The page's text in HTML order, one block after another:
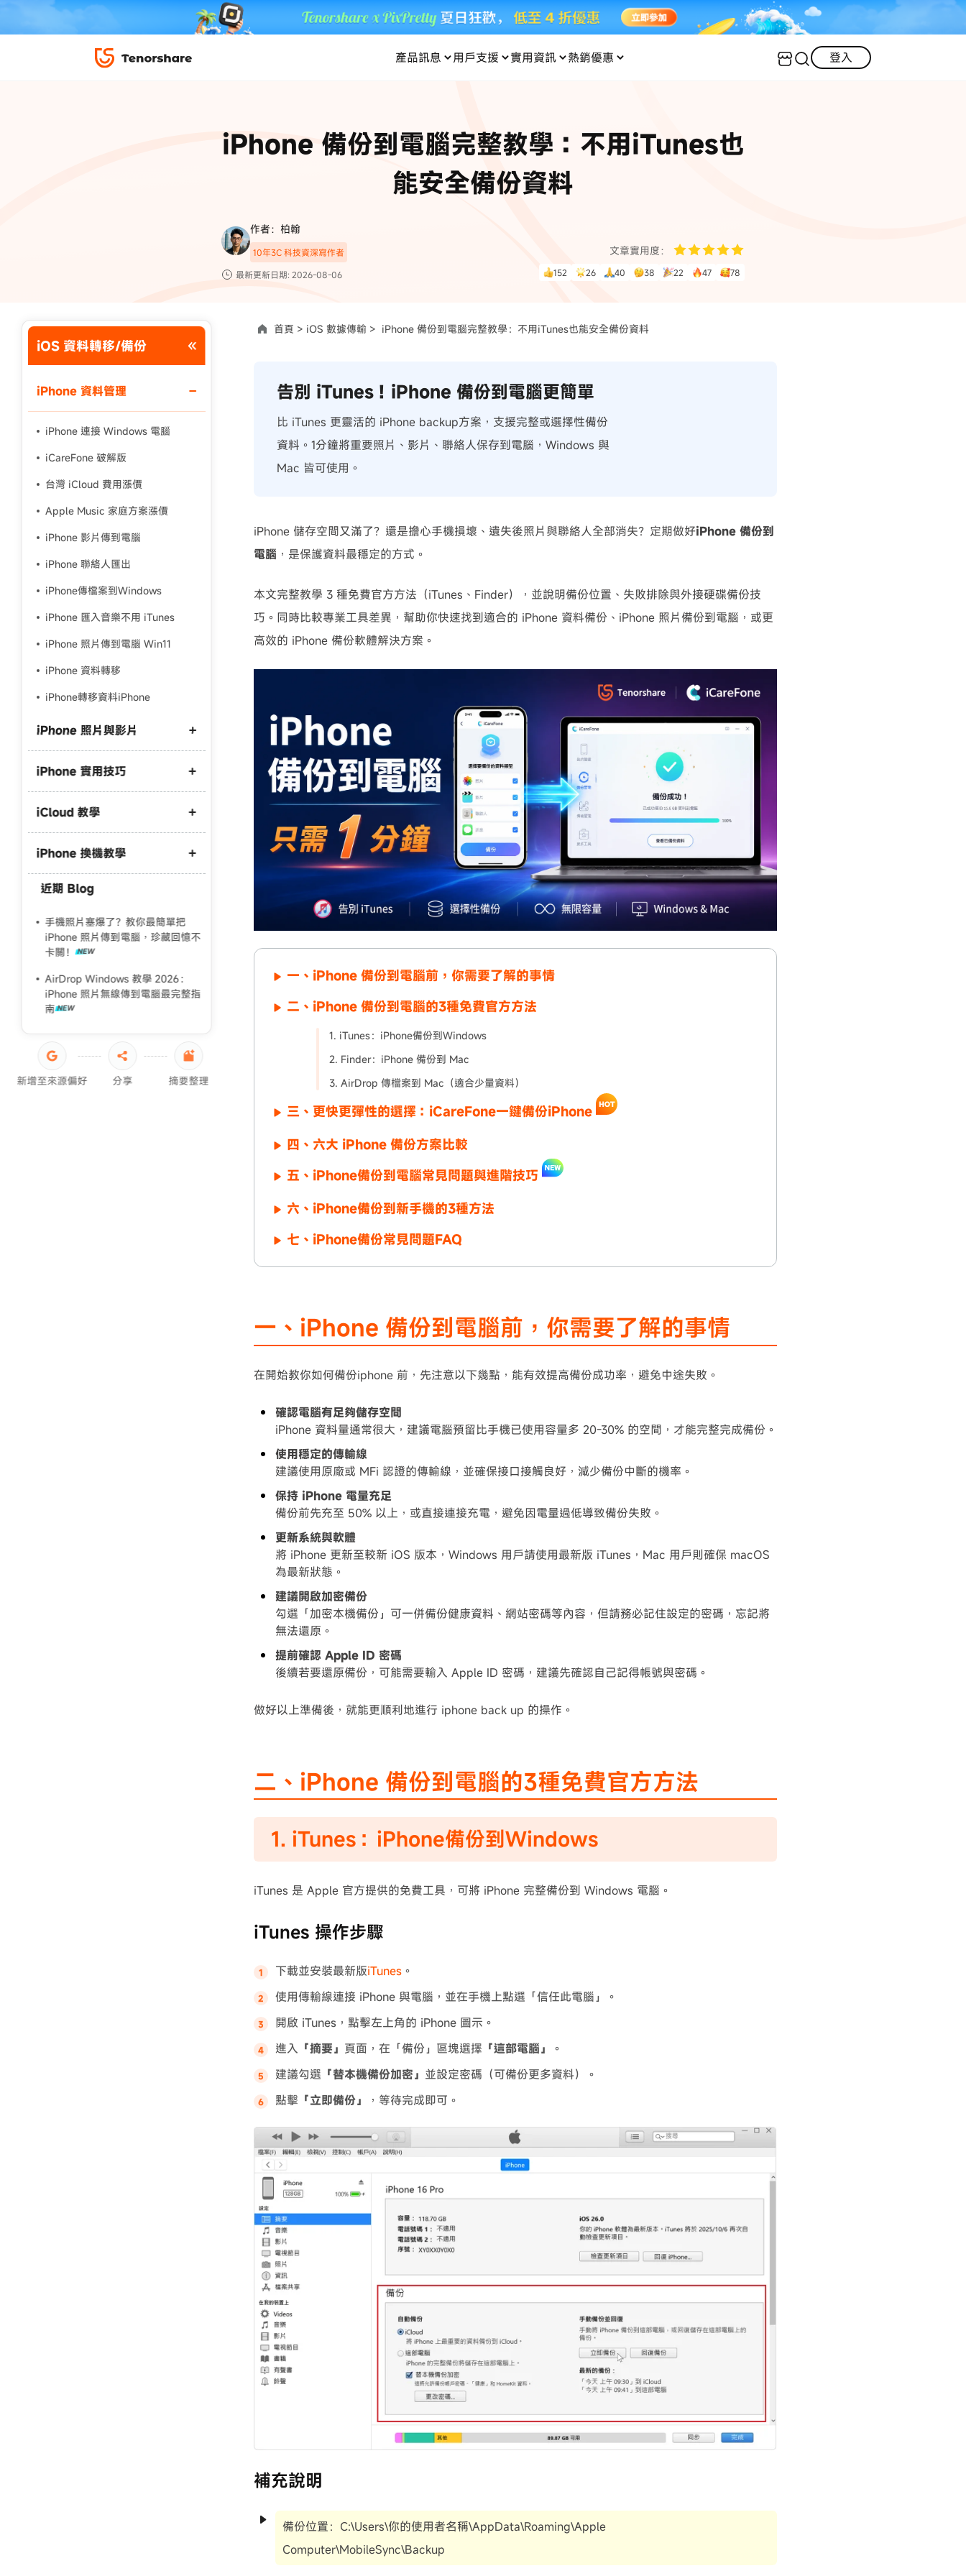
產品訊息
4DDiG Win 資料救援
4DDiG Mac 資料救援
新版本
UltData LINE 數據恢復
UltData WhatsApp 數據恢復
·三星手機螢幕黑屏
用戶支援 實用資訊
·iPhone 照片備份到外接硬碟
·Pokemo GO Plus 無法配對
·大家報寶貝
·寶可夢自動抓寶
為您提供最豐富的教學影片
人像修圖 AI 資訊
為您提供最實用的數位教學
熱銷優惠
暢遊全球！
限時 5 折優惠，立即入手！
複製折扣碼
前往搶購
使用說明：以上折扣碼僅用於 iAnyGo 終身方案,加購後即可使用！
登入
iPhone 備份到電腦完整教學：不用iTunes也
能安全備份資料
作者：柏翰
10年3C 科技資深寫作者
最新更新日期: 2026-08-06
文章實用度：
152 26 40 38 22 47 78
iOS 資料轉移/備份
iPhone 資料管理
iPhone 連接 Windows 電腦
iCareFone 破解版
台灣 iCloud 費用漲價
Apple Music 家庭方案漲價
iPhone 影片傳到電腦
iPhone 聯絡人匯出
iPhone傳檔案到Windows
iPhone 匯入音樂不用 iTunes
iPhone 照片傳到電腦 Win11
iPhone 資料轉移
iPhone轉移資料iPhone
iPhone 照片與影片
iPhone 照片備份到外接硬碟
iPhone 照片備份到電腦
iPhone 照片 HEIC 轉 JPG
iPhone 影片 M4A 轉 MP3
iPhone 原況照片傳到電腦
iPhone 實用技巧
iPhone 開發者模式不見了
iPhone 驗機
iCareFone 破解版
iCareFone 評測
iCloud 教學
iCloud 空間不足
iCloud 滿了怎麼刪
iPhone 換機教學
iPhone 資料轉移
舊 iPhone 轉新 iPhone
iPhone轉移舊手機資料還在嗎？
iPhone轉移失敗原因
iPad 資料轉移
近期 Blog
手機照片塞爆了？教你最簡單把
iPhone 照片傳到電腦，珍藏回憶不
卡關！
AirDrop Windows 教學 2026：
iPhone 照片無線傳到電腦最完整指
南
新增至來源偏好 分享 摘要整理
首頁 > iOS 數據傳輸 > iPhone 備份到電腦完整教學：不用iTunes也能安全備份資料
告別 iTunes！iPhone 備份到電腦更簡單
比 iTunes 更靈活的 iPhone backup方案，支援完整或選擇性備份
資料。1分鐘將重要照片、影片、聯絡人保存到電腦，Windows 與
Mac 皆可使用。
iPhone 儲存空間又滿了？還是擔心手機損壞、遺失後照片與聯絡人全部消失？定期做好iPhone 備份到
電腦 ，是保護資料最穩定的方式。
本文完整教學 3 種免費官方方法（iTunes、Finder），並說明備份位置、失敗排除與外接硬碟備份技
巧。同時比較專業工具差異，幫助你快速找到適合的 iPhone 資料備份、iPhone 照片備份到電腦，或更
高效的 iPhone 備份軟體解決方案。
一、iPhone 備份到電腦前，你需要了解的事情
二、iPhone 備份到電腦的3種免費官方方法
1. iTunes：iPhone備份到Windows
2. Finder：iPhone 備份到 Mac
3. AirDrop 傳檔案到 Mac（適合少量資料）
三、更快更彈性的選擇：iCareFone一鍵備份iPhone
四、六大 iPhone 備份方案比較
五、iPhone備份到電腦常見問題與進階技巧
六、iPhone備份到新手機的3種方法
七、iPhone備份常見問題FAQ
一、iPhone 備份到電腦前，你需要了解的事情
在開始教你如何備份iphone 前，先注意以下幾點，能有效提高備份成功率，避免中途失敗。
確認電腦有足夠儲存空間
iPhone 資料量通常很大，建議電腦預留比手機已使用容量多 20-30% 的空間，才能完整完成備份。
使用穩定的傳輸線
建議使用原廠或 MFi 認證的傳輸線，並確保接口接觸良好，減少備份中斷的機率。
保持 iPhone 電量充足
備份前先充至 50% 以上，或直接連接充電，避免因電量過低導致備份失敗。
更新系統與軟體
將 iPhone 更新至較新 iOS 版本，Windows 用戶請使用最新版 iTunes，Mac 用戶則確保 macOS
為最新狀態。
建議開啟加密備份
勾選「加密本機備份」可一併備份健康資料、網站密碼等內容，但請務必記住設定的密碼，忘記將
無法還原。
提前確認 Apple ID 密碼
後續若要還原備份，可能需要輸入 Apple ID 密碼，建議先確認自己記得帳號與密碼。
做好以上準備後，就能更順利地進行 iphone back up 的操作。
二、iPhone 備份到電腦的3種免費官方方法
1. iTunes：iPhone備份到Windows
iTunes 是 Apple 官方提供的免費工具，可將 iPhone 完整備份到 Windows 電腦。
iTunes 操作步驟
下載並安裝最新版iTunes 。
使用傳輸線連接 iPhone 與電腦，並在手機上點選「信任此電腦」。
開啟 iTunes，點擊左上角的 iPhone 圖示。
進入 「摘要」 頁面，在「備份」區塊選擇 「這部電腦」
。
建議勾選 「替本機備份加密」 並設定密碼（可備份更多資料）。
點擊 「立即備份」 ，等待完成即可。
補充說明
備份位置：C:\Users\你的使用者名稱\AppData\Roaming\Apple
Computer\MobileSync\Backup